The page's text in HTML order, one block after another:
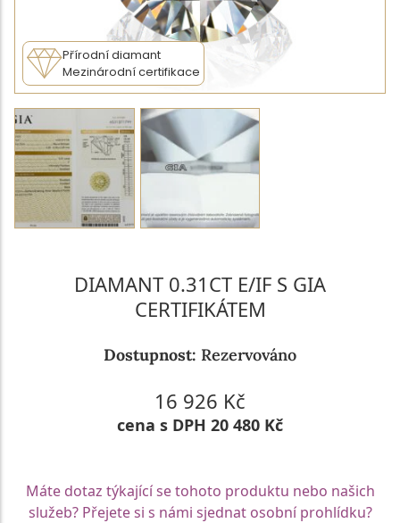
Přírodní diamant
Mezinárodní certifikace
DIAMANT 0.31CT E/IF S GIA
CERTIFIKÁTEM
Dostupnost: Rezervováno
16 926 Kč
cena s DPH 20 480 Kč
Máte dotaz týkající se tohoto produktu nebo našich
služeb? Přejete si s námi sjednat osobní prohlídku?